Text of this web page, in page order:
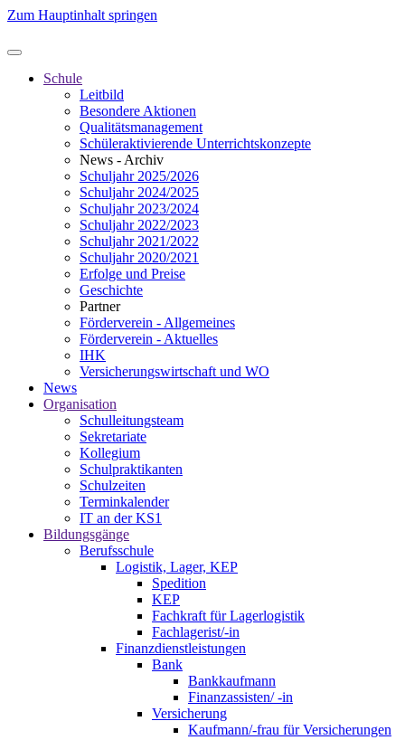
Zum Hauptinhalt springen
Schule
Leitbild
Besondere Aktionen
Qualitätsmanagement
Schüleraktivierende Unterrichtskonzepte
News - Archiv
Schuljahr 2025/2026
Schuljahr 2024/2025
Schuljahr 2023/2024
Schuljahr 2022/2023
Schuljahr 2021/2022
Schuljahr 2020/2021
Erfolge und Preise
Geschichte
Partner
Förderverein - Allgemeines
Förderverein - Aktuelles
IHK
Versicherungswirtschaft und WO
News
Organisation
Schulleitungsteam
Sekretariate
Kollegium
Schulpraktikanten
Schulzeiten
Terminkalender
IT an der KS1
Bildungsgänge
Berufsschule
Logistik, Lager, KEP
Spedition
KEP
Fachkraft für Lagerlogistik
Fachlagerist/-in
Finanzdienstleistungen
Bank
Bankkaufmann
Finanzassisten/ -in
Versicherung
Kaufmann/-frau für Versicherungen